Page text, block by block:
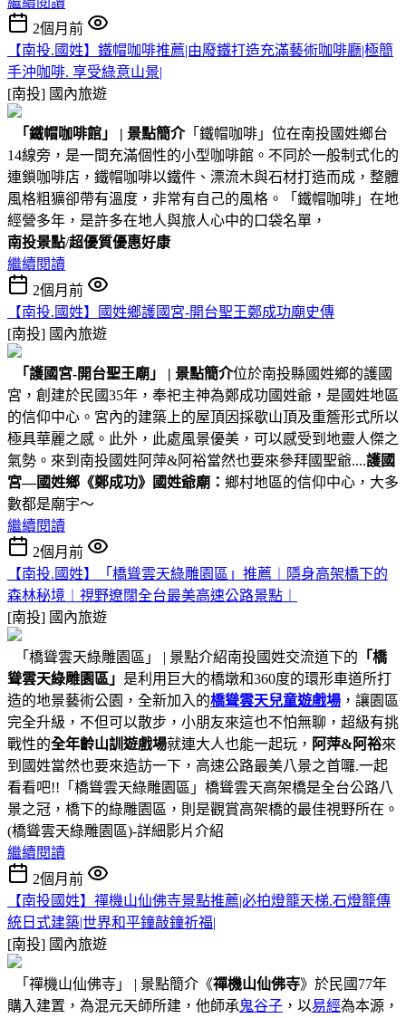
2個月前
【南投.國姓】鐵帽咖啡推薦|由廢鐵打造充滿藝術咖啡廳|極簡
手沖咖啡. 享受綠意山景|
[南投] 國內旅遊
「鐵帽咖啡館」 | 景點簡介「鐵帽咖啡」位在南投國姓鄉台
14線旁，是一間充滿個性的小型咖啡館。不同於一般制式化的
連鎖咖啡店，鐵帽咖啡以鐵件、漂流木與石材打造而成，整體
風格粗獷卻帶有溫度，非常有自己的風格。「鐵帽咖啡」在地
經營多年，是許多在地人與旅人心中的口袋名單，
南投景點/超優質優惠好康
繼續閱讀
2個月前
【南投.國姓】國姓鄉護國宮-開台聖王鄭成功廟史傳
[南投] 國內旅遊
「護國宮-開台聖王廟」 | 景點簡介位於南投縣國姓鄉的護國
宮，創建於民國35年，奉祀主神為鄭成功國姓爺，是國姓地區
的信仰中心。宮內的建築上的屋頂因採歇山頂及重簷形式所以
極具華麗之感。此外，此處風景優美，可以感受到地靈人傑之
氣勢。來到南投國姓阿萍&阿裕當然也要來參拜國聖爺....護國
宮—國姓鄉《鄭成功》國姓爺廟： 鄉村地區的信仰中心，大多
數都是廟宇～
繼續閱讀
2個月前
【南投.國姓】「橋聳雲天綠雕園區」推薦︱隱身高架橋下的
森林秘境︱視野遼闊全台最美高速公路景點︱
[南投] 國內旅遊
「橋聳雲天綠雕園區」 | 景點介紹南投國姓交流道下的 「橋
聳雲天綠雕園區」 是利用巨大的橋墩和360度的環形車道所打
造的地景藝術公園，全新加入的橋聳雲天兒童遊戲場 ，讓園區
完全升級，不但可以散步，小朋友來這也不怕無聊，超級有挑
戰性的全年齡山訓遊戲場就連大人也能一起玩， 阿萍&阿裕來
到國姓當然也要來造訪一下，高速公路最美八景之首囉.一起
看看吧!!「橋聳雲天綠雕園區」橋聳雲天高架橋是全台公路八
景之冠，橋下的綠雕園區，則是觀賞高架橋的最佳視野所在。
(橋聳雲天綠雕園區)-詳細影片介紹
繼續閱讀
2個月前
【南投國姓】禪機山仙佛寺景點推薦|必拍燈籠天梯.石燈籠傳
統日式建築|世界和平鐘敲鐘祈福|
[南投] 國內旅遊
「禪機山仙佛寺」 | 景點簡介《禪機山仙佛寺》於民國77年
購入建置，為混元天師所建，他師承鬼谷子 ，以易經為本源，